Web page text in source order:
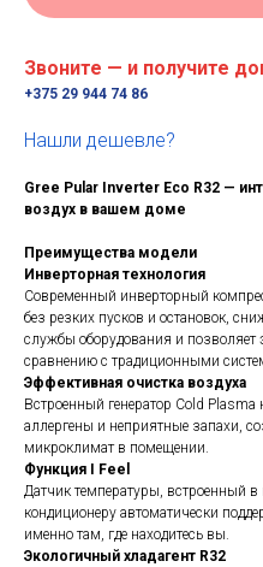
Звоните — и получите
+375 29 944 74 86
Нашли дешевле?
Gree Pular Inverter Eco R32 —
воздух в вашем доме
Преимущества модели
Инверторная технология
Современный инверторный
без резких пусков и остановок,
службы оборудования и позволяет
сравнению с традиционными
Эффективная очистка воздуха
Встроенный генератор Cold Plasma
аллергены и неприятные запахи,
микроклимат в помещении.
Функция I Feel
Датчик температуры, встроенный
кондиционеру автоматически
именно там, где находитесь вы.
Экологичный хладагент R32